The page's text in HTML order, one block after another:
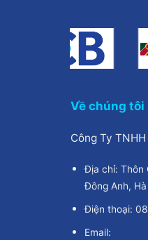
Về chúng tôi
Công Ty
Địa chỉ: Thôn
Đông Anh, Hà
Điện thoại:
Email: